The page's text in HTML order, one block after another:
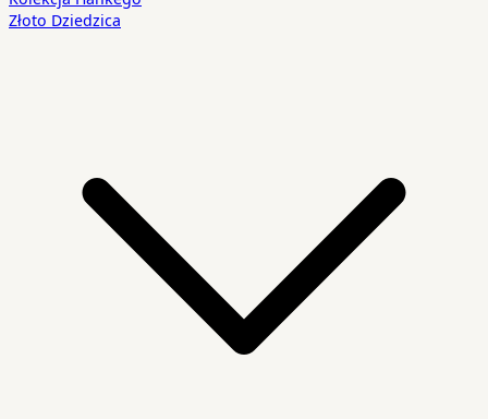
Złoto Dziedzica